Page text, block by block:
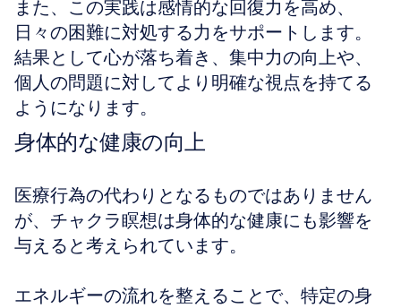
また、この実践は感情的な回復力を高め、
日々の困難に対処する力をサポートします。
結果として心が落ち着き、集中力の向上や、
個人の問題に対してより明確な視点を持てる
ようになります。
身体的な健康の向上
医療行為の代わりとなるものではありません
が、チャクラ瞑想は身体的な健康にも影響を
与えると考えられています。
エネルギーの流れを整えることで、特定の身